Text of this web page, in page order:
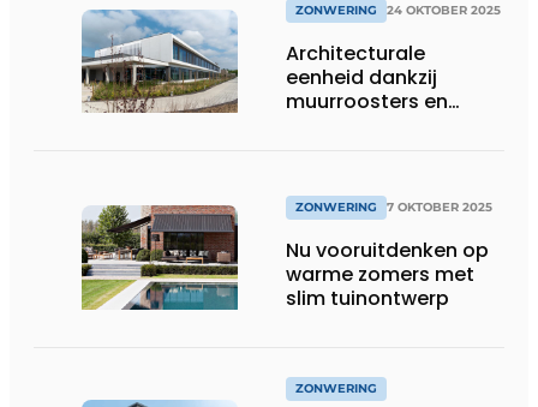
ZONWERING 24 OKTOBER 2025
Architecturale
eenheid dankzij
muurroosters en
ZONWERING 7 OKTOBER 2025
Nu vooruitdenken op
warme zomers met
slim tuinontwerp
ZONWERING